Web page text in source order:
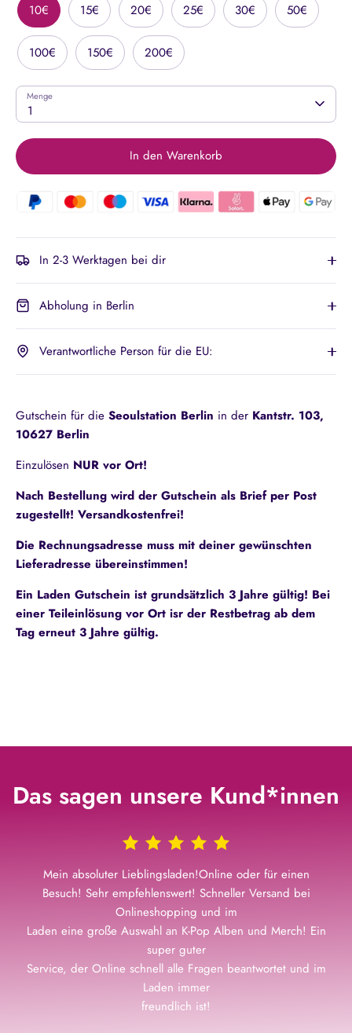
10€ 15€ 20€ 25€ 30€ 50€
100€ 150€ 200€
Menge
1
In den Warenkorb
In 2-3 Werktagen bei dir
Abholung in Berlin
Verantwortliche Person für die EU:
Gutschein für die Seoulstation Berlin in der Kantstr. 103,
10627 Berlin
Einzulösen NUR vor Ort!
Nach Bestellung wird der Gutschein als Brief per Post
zugestellt! Versandkostenfrei!
Die Rechnungsadresse muss mit deiner gewünschten
Lieferadresse übereinstimmen!
Ein Laden Gutschein ist grundsätzlich 3 Jahre gültig! Bei
einer Teileinlösung vor Ort isr der Restbetrag ab dem
Tag erneut 3 Jahre gültig.
Das sagen unsere Kund*innen
Mein absoluter Lieblingsladen!Online oder für einen
Besuch! Sehr empfehlenswert! Schneller Versand bei
Onlineshopping und im
Laden eine große Auswahl an K-Pop Alben und Merch! Ein
super guter
Service, der Online schnell alle Fragen beantwortet und im
Laden immer
freundlich ist!